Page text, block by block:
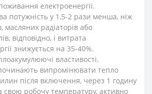
електроенергії.
потужність у 1,5-2 рази менша, ніж
масляних радіаторів або
відповідно, і витрата
знижується на 35-40%.
властивості.
починають випромінювати тепло
після включення, через 1 годину
свою робочу температуру, активно